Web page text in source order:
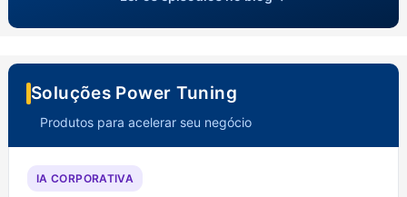
Soluções Power Tuning
Produtos para acelerar seu negócio
IA CORPORATIVA